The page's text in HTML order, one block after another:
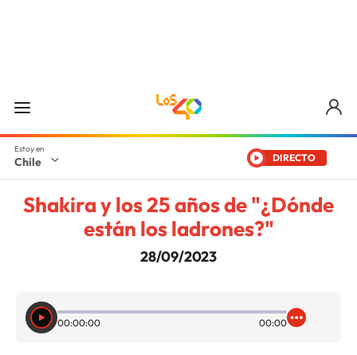
Chile DIRECTO
Shakira y los 25 años de "¿Dónde
están los ladrones?"
28/09/2023
00:00:00 00:00